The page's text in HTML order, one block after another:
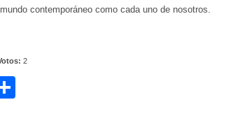
contemporáneo como cada uno de nosotros.
2